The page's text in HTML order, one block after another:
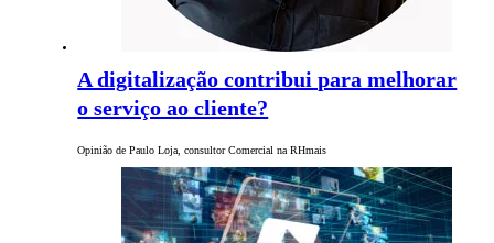
A digitalização contribui para melhorar
o serviço ao cliente?
Opinião de Paulo Loja, consultor Comercial na RHmais